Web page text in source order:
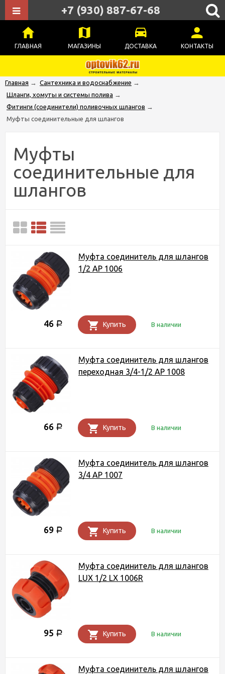
ГЛАВНАЯ МАГАЗИНЫ ДОСТАВКА КОНТАКТЫ
+7 (930) 887-67-68
Главная → Сантехника и водоснабжение →
Шланги, хомуты и системы полива →
Фитинги (соединители) поливочных шлангов →
Муфты соединительные для шлангов
Муфты
соединительные для
шлангов
Муфта соединитель для шлангов
1/2 AP 1006
46 Р Купить В наличии
Муфта соединитель для шлангов
переходная 3/4-1/2 AP 1008
66 Р Купить В наличии
Муфта соединитель для шлангов
3/4 AP 1007
69 Р Купить В наличии
Муфта соединитель для шлангов
LUX 1/2 LX 1006R
95 Р Купить В наличии
Муфта соединитель для шлангов